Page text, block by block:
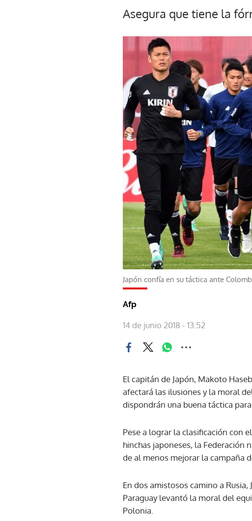
Asegura que tiene la
Japón confía en su táctica ante
Afp
14 de junio 2018 - 13:52
El capitán de Japón, Makoto
afectará las ilusiones y la moral
dispondrán una buena táctica
Pese a lograr la clasificación con
hinchas japoneses, la Federación
de al menos mejorar la campaña
En dos amistosos camino a
Paraguay levantó la moral del
Polonia.